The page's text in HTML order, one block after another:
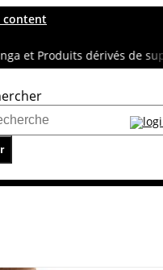
content
Produits dérivés de super